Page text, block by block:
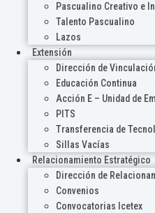
Pascualino Creativo e
Talento Pascualino
Lazos
Extensión
Dirección de
Educación Continua
Acción E – Unidad de
PITS
Transferencia de
Sillas Vacías
Relacionamiento Estratégico
Dirección de
Convenios
Convocatorias Icetex